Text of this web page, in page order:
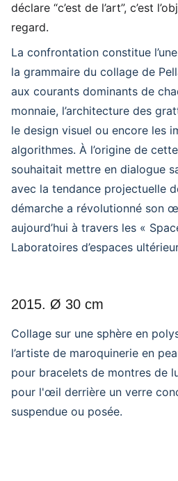
déclare “c’est de l’art”, c’est
regard.
La confrontation constitue
la grammaire du collage de
aux courants dominants de
monnaie, l’architecture des
le design visuel ou encore les
algorithmes. À l’origine de
souhaitait mettre en dialogue
avec la tendance projectuelle
démarche a révolutionné son
aujourd’hui à travers les «
Laboratoires d’espaces
2015. Ø 30 cm
Collage sur une sphère en
l’artiste de maroquinerie en
pour bracelets de montres de
pour l'œil derrière un verre
suspendue ou posée.